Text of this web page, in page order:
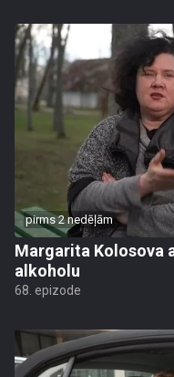
pirms 2 nedēļām
Margarita Kolosova
alkoholu
68. epizode